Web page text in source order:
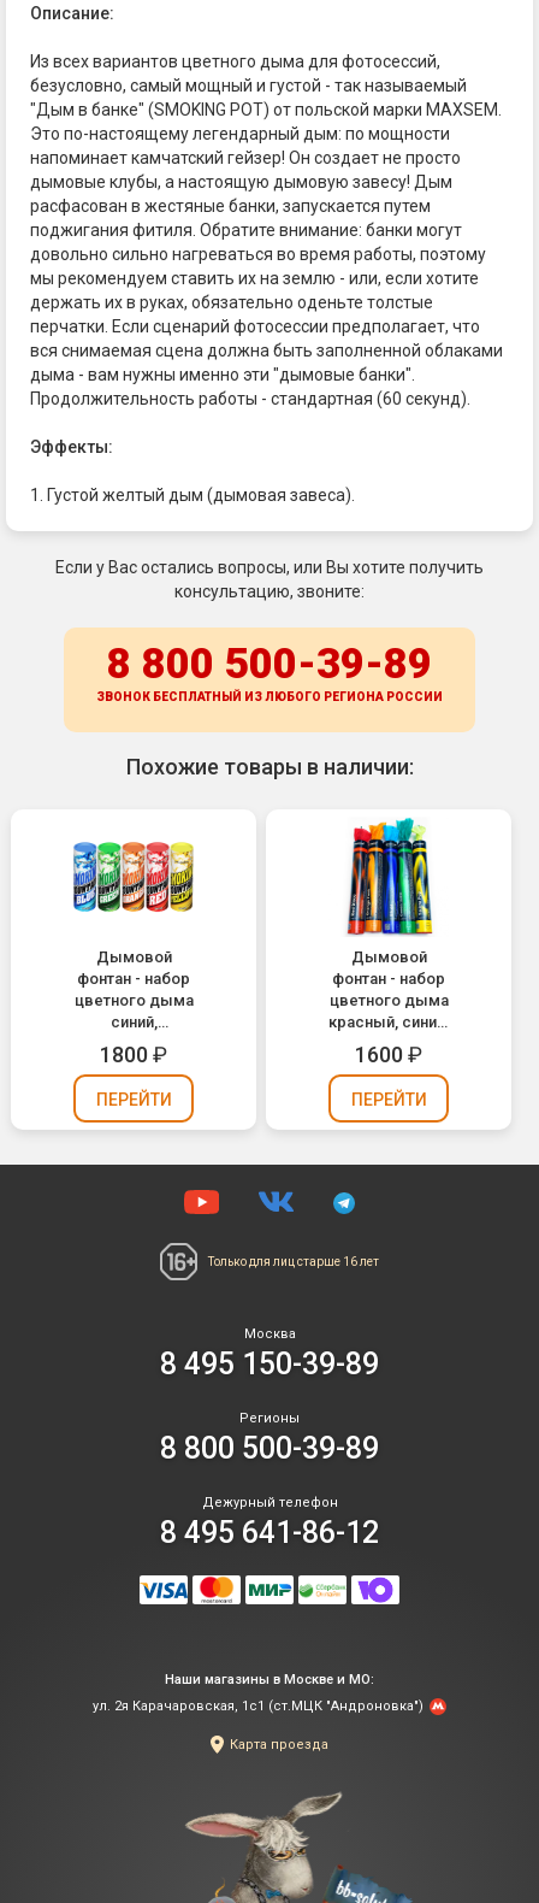
Описание:
Из всех вариантов цветного дыма для фотосессий,
безусловно, самый мощный и густой - так называемый
"Дым в банке" (SMOKING POT) от польской марки MAXSEM.
Это по-настоящему легендарный дым: по мощности
напоминает камчатский гейзер! Он создает не просто
дымовые клубы, а настоящую дымовую завесу! Дым
расфасован в жестяные банки, запускается путем
поджигания фитиля. Обратите внимание: банки могут
довольно сильно нагреваться во время работы, поэтому
мы рекомендуем ставить их на землю - или, если хотите
держать их в руках, обязательно оденьте толстые
перчатки. Если сценарий фотосессии предполагает, что
вся снимаемая сцена должна быть заполненной облаками
дыма - вам нужны именно эти "дымовые банки".
Продолжительность работы - стандартная (60 секунд).
Эффекты:
1. Густой желтый дым (дымовая завеса).
Если у Вас остались вопросы, или Вы хотите получить
консультацию, звоните:
8 800 500-39-89
ЗВОНОК БЕСПЛАТНЫЙ ИЗ ЛЮБОГО РЕГИОНА РОССИИ
Похожие товары в наличии:
Дымовой
фонтан - набор
цветного дыма
синий,
зеленый,
оранжевый,
красный,
желтый
MA0509//MIX
1800₽
ПЕРЕЙТИ
Дымовой
фонтан - набор
цветного дыма
красный, синий,
желтый,
зеленый,
оранжевый
MA0511 / Mix
(60 сек.)
1600₽
ПЕРЕЙТИ
Только для лицстарше 16 лет
Москва
8 495 150-39-89
Регионы
8 800 500-39-89
Дежурный телефон
8 495 641-86-12
Наши магазины в Москве и МО:
ул. 2я Карачаровская, 1с1 (ст.МЦК "Андроновка")
Карта проезда